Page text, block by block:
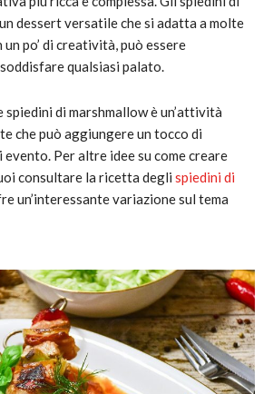
dessert versatile che si adatta a molte
un po’ di creatività, può essere
qualsiasi palato.
spiedini di marshmallow è un’attività
che può aggiungere un tocco di
evento. Per altre idee su come creare
consultare la ricetta degli spiedini di
un’interessante variazione sul tema